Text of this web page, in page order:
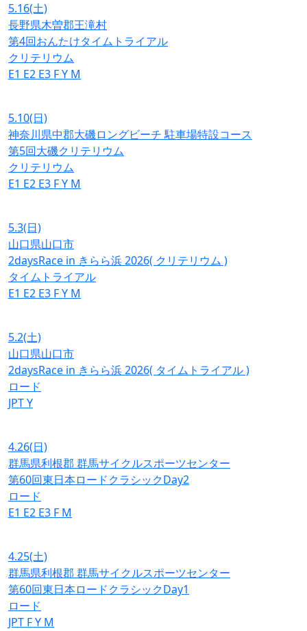
5.16(土)
長野県木曽郡王滝村
第4回おんたけタイムトライアル
クリテリウム
E1 E2 E3 FY M
5.10(日)
神奈川県中郡大磯ロングビーチ 駐車場特設コース
第5回大磯クリテリウム
クリテリウム
E1 E2 E3 FY M
5.3(日)
山口県山口市
2daysRace in きらら浜 2026( クリテリウム )
タイムトライアル
E1 E2 E3 FY M
5.2(土)
山口県山口市
2daysRace in きらら浜 2026( タイムトライアル )
ロード
JPTY
4.26(日)
群馬県利根郡 群馬サイクルスポーツセンター
第60回東日本ロードクラシックDay2
ロード
E1 E2 E3 F M
4.25(土)
群馬県利根郡 群馬サイクルスポーツセンター
第60回東日本ロードクラシックDay1
ロード
JPT FY M